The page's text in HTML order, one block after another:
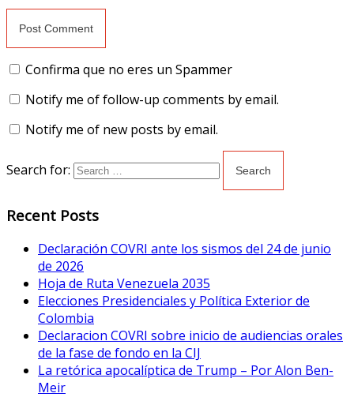
Confirma que no eres un Spammer
Notify me of follow-up comments by email.
Notify me of new posts by email.
Search for:
Recent Posts
Declaración COVRI ante los sismos del 24 de junio
de 2026
Hoja de Ruta Venezuela 2035
Elecciones Presidenciales y Política Exterior de
Colombia
Declaracion COVRI sobre inicio de audiencias orales
de la fase de fondo en la CIJ
La retórica apocalíptica de Trump – Por Alon Ben-
Meir